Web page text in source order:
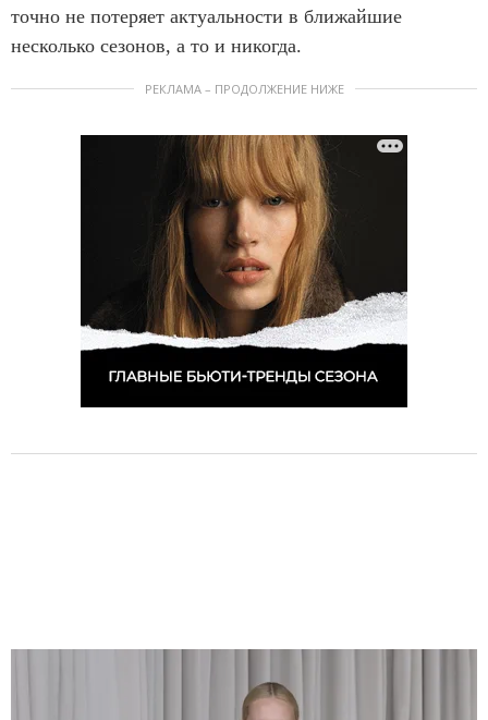
точно не потеряет актуальности в ближайшие
несколько сезонов, а то и никогда.
РЕКЛАМА – ПРОДОЛЖЕНИЕ НИЖЕ